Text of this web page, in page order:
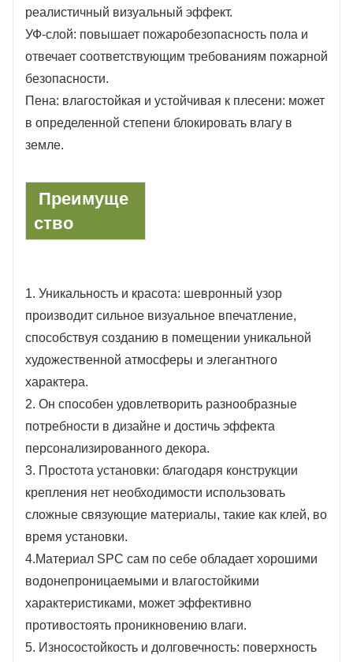
реалистичный визуальный эффект.
УФ-слой: повышает пожаробезопасность пола и
отвечает соответствующим требованиям пожарной
безопасности.
Пена: влагостойкая и устойчивая к плесени: может
в определенной степени блокировать влагу в
земле.
Преимуще
ство
1. Уникальность и красота: шевронный узор
производит сильное визуальное впечатление,
способствуя созданию в помещении уникальной
художественной атмосферы и элегантного
характера.
2. Он способен удовлетворить разнообразные
потребности в дизайне и достичь эффекта
персонализированного декора.
3. Простота установки: благодаря конструкции
крепления нет необходимости использовать
сложные связующие материалы, такие как клей, во
время установки.
4.Материал SPC сам по себе обладает хорошими
водонепроницаемыми и влагостойкими
характеристиками, может эффективно
противостоять проникновению влаги.
5. Износостойкость и долговечность: поверхность